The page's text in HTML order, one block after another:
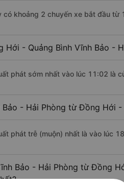
có khoảng 2 chuyến xe bắt đầu từ
Hới - Quảng Bình Vĩnh Bảo -
phát sớm nhất vào lúc 11:02 là
- Hải Phòng từ Đồng Hới
phát trễ (muộn) nhất là vào lúc
Bảo - Hải Phòng từ Đồng